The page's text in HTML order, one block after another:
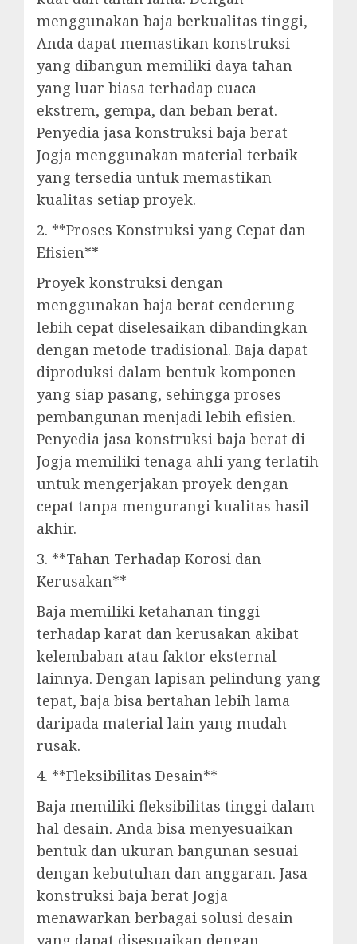
menggunakan baja berkualitas tinggi,
Anda dapat memastikan konstruksi
yang dibangun memiliki daya tahan
yang luar biasa terhadap cuaca
ekstrem, gempa, dan beban berat.
Penyedia jasa konstruksi baja berat
Jogja menggunakan material terbaik
yang tersedia untuk memastikan
kualitas setiap proyek.
2. **Proses Konstruksi yang Cepat dan
Efisien**
Proyek konstruksi dengan
menggunakan baja berat cenderung
lebih cepat diselesaikan dibandingkan
dengan metode tradisional. Baja dapat
diproduksi dalam bentuk komponen
yang siap pasang, sehingga proses
pembangunan menjadi lebih efisien.
Penyedia jasa konstruksi baja berat di
Jogja memiliki tenaga ahli yang terlatih
untuk mengerjakan proyek dengan
cepat tanpa mengurangi kualitas hasil
akhir.
3. **Tahan Terhadap Korosi dan
Kerusakan**
Baja memiliki ketahanan tinggi
terhadap karat dan kerusakan akibat
kelembaban atau faktor eksternal
lainnya. Dengan lapisan pelindung yang
tepat, baja bisa bertahan lebih lama
daripada material lain yang mudah
rusak.
4. **Fleksibilitas Desain**
Baja memiliki fleksibilitas tinggi dalam
hal desain. Anda bisa menyesuaikan
bentuk dan ukuran bangunan sesuai
dengan kebutuhan dan anggaran. Jasa
konstruksi baja berat Jogja
menawarkan berbagai solusi desain
yang dapat disesuaikan dengan